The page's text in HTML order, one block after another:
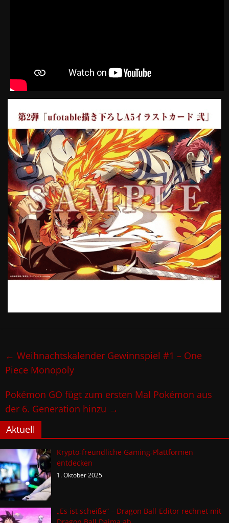
← Weihnachtskalender Gewinnspiel #1 – One
Piece Monopoly
Pokémon GO fügt zum ersten Mal Pokémon aus
der 6. Generation hinzu →
Aktuell
Krypto-freundliche Gaming-Plattformen
entdecken
1. Oktober 2025
„Es ist scheiße“ – Dragon Ball-Editor rechnet mit